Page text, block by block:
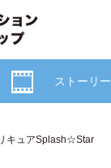
キュアSplash☆Star
ストーリー